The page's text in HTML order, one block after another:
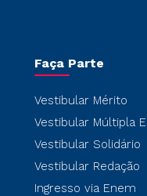
Faça Parte
Vestibular Mérito
Vestibular Múltipla
Vestibular Solidário
Vestibular Redação
Ingresso via Enem